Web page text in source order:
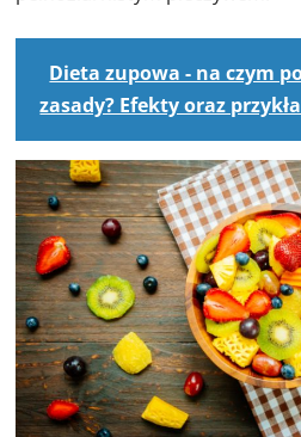
Dieta zupowa - na czym
zasady? Efekty oraz